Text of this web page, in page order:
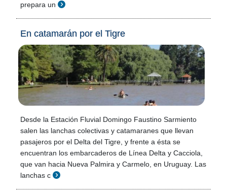
prepara un
En catamarán por el Tigre
Desde la Estación Fluvial Domingo Faustino Sarmiento
salen las lanchas colectivas y catamaranes que llevan
pasajeros por el Delta del Tigre, y frente a ésta se
encuentran los embarcaderos de Línea Delta y Cacciola,
que van hacia Nueva Palmira y Carmelo, en Uruguay. Las
lanchas c